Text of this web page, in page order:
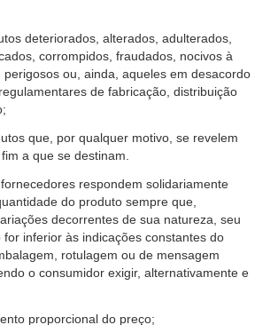
deteriorados, alterados, adulterados,
corrompidos, fraudados, nocivos à
perigosos ou, ainda, aqueles em desacordo
de fabricação, distribuição
que, por qualquer motivo, se revelem
a que se destinam.
respondem solidariamente
do produto sempre que,
decorrentes de sua natureza, seu
inferior às indicações constantes do
rotulagem ou de mensagem
o consumidor exigir, alternativamente e
proporcional do preço;